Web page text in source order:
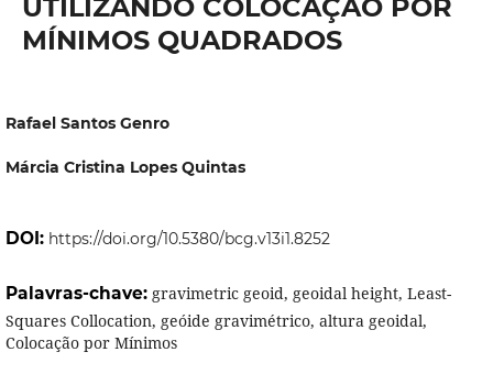
UTILIZANDO COLOCAÇÃO POR
MÍNIMOS QUADRADOS
Rafael Santos Genro
Márcia Cristina Lopes Quintas
DOI: https://doi.org/10.5380/bcg.v13i1.8252
Palavras-chave: gravimetric geoid, geoidal height, Least-
Squares Collocation, geóide gravimétrico, altura geoidal,
Colocação por Mínimos